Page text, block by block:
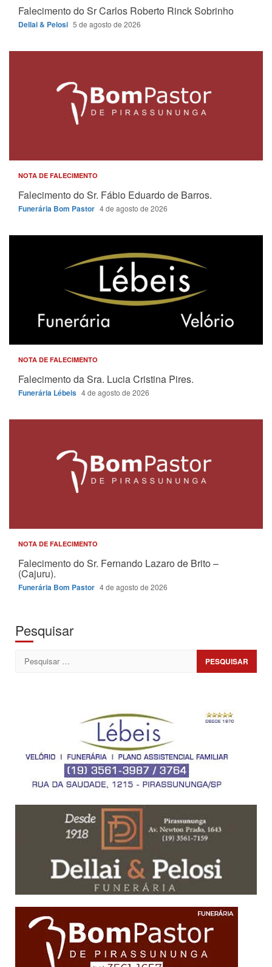
Falecimento do Sr Carlos Roberto Rinck Sobrinho
Dellai & Pelosi 5 de agosto de 2026
NOTA DE FALECIMENTO
Falecimento do Sr. Fábio Eduardo de Barros.
Funerária Bom Pastor 4 de agosto de 2026
NOTA DE FALECIMENTO
Falecimento da Sra. Lucia Cristina Pires.
Funerária Lébeis 4 de agosto de 2026
NOTA DE FALECIMENTO
Falecimento do Sr. Fernando Lazaro de Brito –
(Cajuru).
Funerária Bom Pastor 4 de agosto de 2026
Pesquisar
Pesquisar